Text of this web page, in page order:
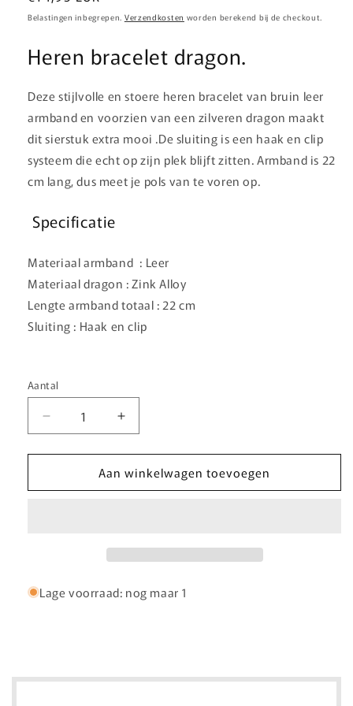
prijs
Belastingen inbegrepen. Verzendkosten worden berekend bij de checkout.
Heren bracelet dragon.
Deze stijlvolle en stoere heren bracelet van bruin leer
armband en voorzien van een zilveren dragon maakt
dit sierstuk extra mooi .De sluiting is een haak en clip
systeem die echt op zijn plek blijft zitten. Armband is 22
cm lang, dus meet je pols van te voren op.
Specificatie
Materiaal armband : Leer
Materiaal dragon : Zink Alloy
Lengte armband totaal : 22 cm
Sluiting : Haak en clip
Aantal
Aantal
Aantal
verlagen
voor
bracelet
Aantal
verhogen
voor
Heren
bracelet
Aan winkelwagen toevoegen
Lage voorraad: nog maar 1